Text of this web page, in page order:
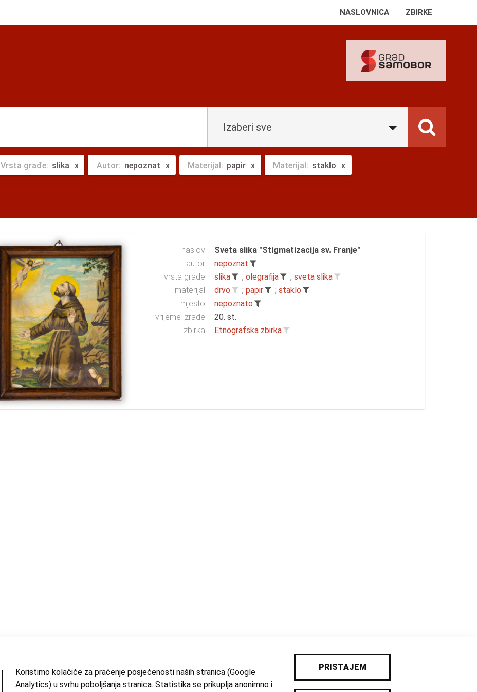
NASLOVNICA ZBIRKE
Izaberi sve
Vrsta građe: slika Autor: nepoznat Materijal: papir Materijal: staklo
naslov:
Sveta slika "Stigmatizacija sv. Franje"
autor:
nepoznat
vrsta građe:
slika ; olegrafija ; sveta slika
materijal:
drvo ; papir ; staklo
mjesto:
nepoznato
vrijeme izrade:
20. st.
zbirka:
Etnografska zbirka
Koristimo kolačiće za praćenje posjećenosti naših stranica (Google
Analytics) u svrhu poboljšanja stranica. Statistika se prikuplja anonimno i
PRISTAJEM